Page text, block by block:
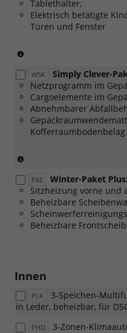
W5M]
Design
Selection
[P5H]
Travel
Assist)
Tablethalter,
Elektrisch betätigte
Türen und Fenster
bestellbar,
nur
für
Lagerwagen
verfügbar)
W5K
Simply Clever-
Netzprogramm im
Cargoelemente im
Abnehmbarer
Verbindung
mit:
[PKP]
Variabler
Ladeboden
P6E
Winter-Paket Plus:
Sitzheizung vorne und
Beheizbare
Beheizbare
Innen
PLK
3-Speichen-
in Leder, beheizbar, für
PHD 3-Zonen-